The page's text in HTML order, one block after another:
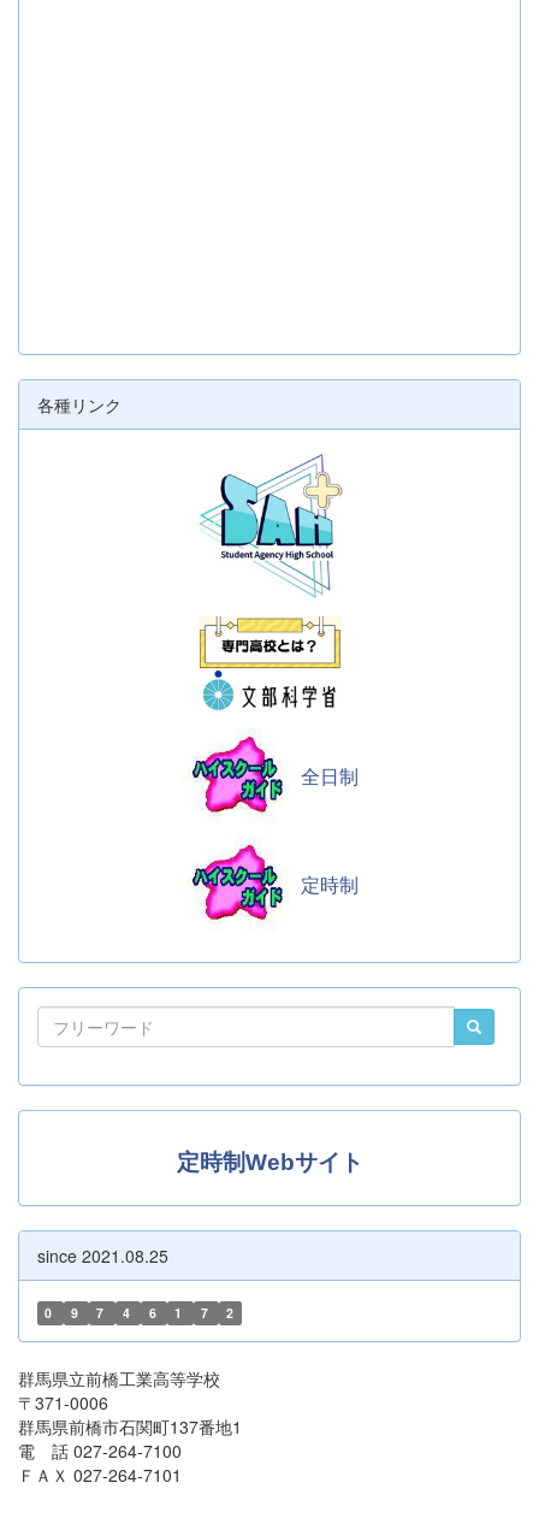
各種リンク
全日制
定時制
定時制Webサイト
since 2021.08.25
0 9 7 4 6 1 7 2
群馬県立前橋工業高等学校
〒371-0006
群馬県前橋市石関町137番地1
電 話 027-264-7100
ＦＡＸ 027-264-7101